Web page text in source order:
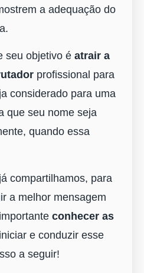
a adequação do
seu objetivo é atrair a
profissional para
considerado para uma
que seu nome seja
quando essa
compartilhamos, para
a melhor mensagem
conhecer as
e conduzir esse
a seguir!